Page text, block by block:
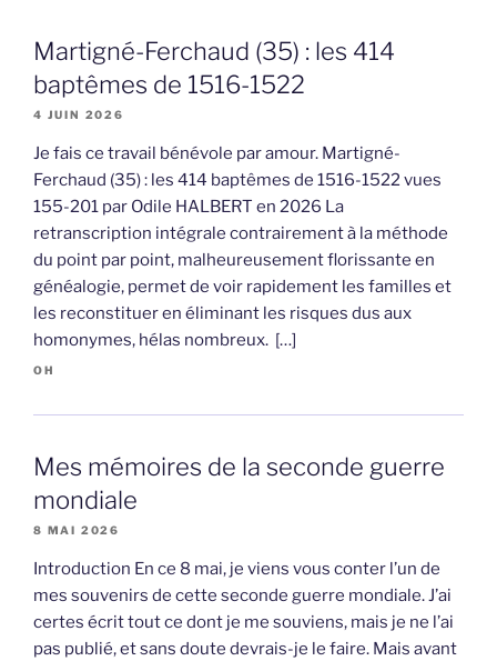
Martigné-Ferchaud (35) : les 414
baptêmes de 1516-1522
4 JUIN 2026
Je fais ce travail bénévole par amour. Martigné-
Ferchaud (35) : les 414 baptêmes de 1516-1522 vues
155-201 par Odile HALBERT en 2026 La
retranscription intégrale contrairement à la méthode
du point par point, malheureusement florissante en
généalogie, permet de voir rapidement les familles et
les reconstituer en éliminant les risques dus aux
homonymes, hélas nombreux. […]
OH
Mes mémoires de la seconde guerre
mondiale
8 MAI 2026
Introduction En ce 8 mai, je viens vous conter l’un de
mes souvenirs de cette seconde guerre mondiale. J’ai
certes écrit tout ce dont je me souviens, mais je ne l’ai
pas publié, et sans doute devrais-je le faire. Mais avant